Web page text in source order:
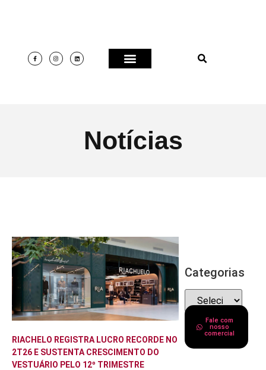
Notícias
RIACHELO REGISTRA LUCRO RECORDE NO
2T26 E SUSTENTA CRESCIMENTO DO
VESTUÁRIO PELO 12º TRIMESTRE
Categorias
Fale com
nosso
comercial